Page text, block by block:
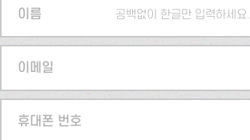
이름 공백없이 한글만 입력하세요.
이메일
휴대폰 번호